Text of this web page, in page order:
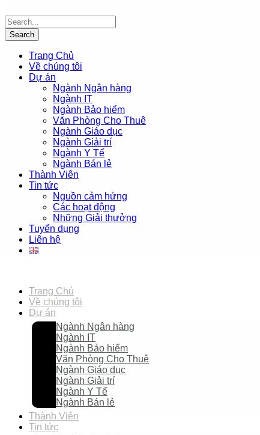
Trang Chủ
Về chúng tôi
Dự án
Ngành Ngân hàng
Ngành IT
Ngành Bảo hiểm
Văn Phòng Cho Thuê
Ngành Giáo dục
Ngành Giải trí
Ngành Y Tế
Ngành Bán lẻ
Thành Viên
Tin tức
Nguồn cảm hứng
Các hoạt động
Những Giải thưởng
Tuyển dụng
Liên hệ
Trang Chủ
Về chúng tôi
Dự án
Ngành Ngân hàng
Ngành IT
Ngành Bảo hiểm
Văn Phòng Cho Thuê
Ngành Giáo dục
Ngành Giải trí
Ngành Y Tế
Ngành Bán lẻ
Thành Viên
Tin tức